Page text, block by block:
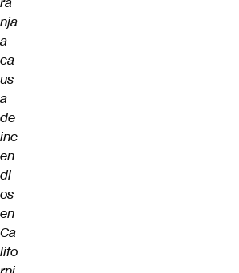
nja
a
ca
us
a
de
inc
en
di
os
en
Ca
lifo